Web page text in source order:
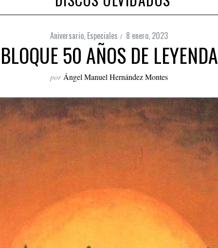
Aniversario, Especiales 8 enero, 2023
BLOQUE 50 AÑOS DE LEYENDA
por Ángel Manuel Hernández Montes